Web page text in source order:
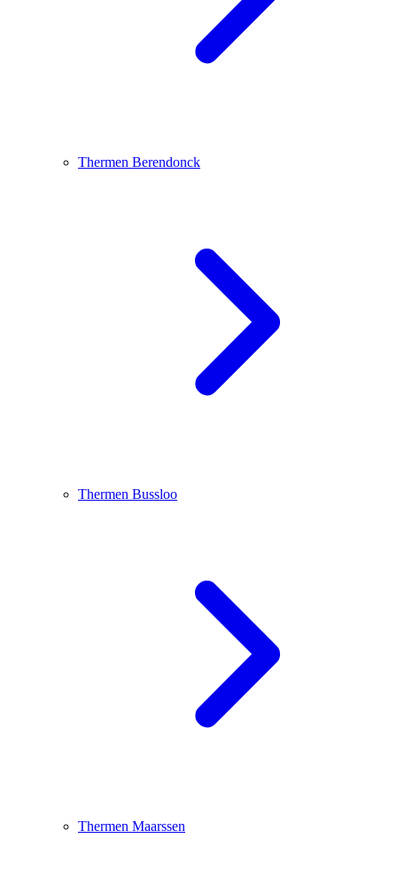
Thermen Berendonck
Thermen Bussloo
Thermen Maarssen